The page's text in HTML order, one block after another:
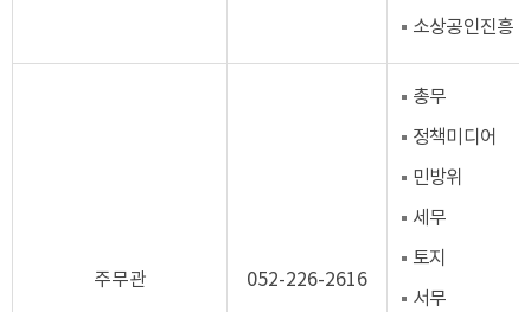
소상공인진흥
주무관 052-226-2616
총무
정책미디어
민방위
세무
토지
서무